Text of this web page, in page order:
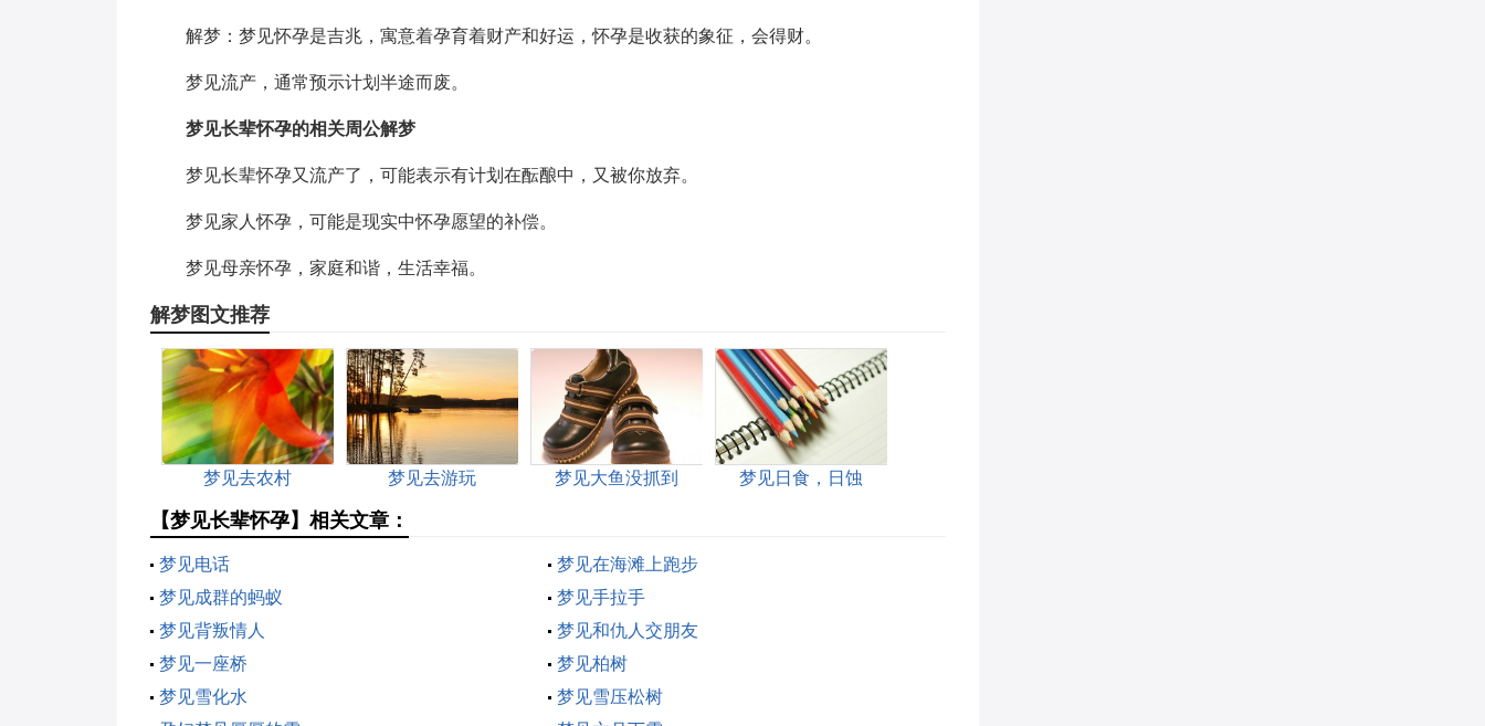
解梦：梦见怀孕是吉兆，寓意着孕育着财产和好运，怀孕是收获的象征，会得财。
梦见流产，通常预示计划半途而废。
梦见长辈怀孕的相关周公解梦
梦见长辈怀孕又流产了，可能表示有计划在酝酿中，又被你放弃。
梦见家人怀孕，可能是现实中怀孕愿望的补偿。
梦见母亲怀孕，家庭和谐，生活幸福。
解梦图文推荐
梦见去农村 梦见去游玩 梦见大鱼没抓到 梦见日食，日蚀
【梦见长辈怀孕】相关文章：
梦见电话
梦见在海滩上跑步
梦见成群的蚂蚁
梦见手拉手
梦见背叛情人
梦见和仇人交朋友
梦见一座桥
梦见柏树
梦见雪化水
梦见雪压松树